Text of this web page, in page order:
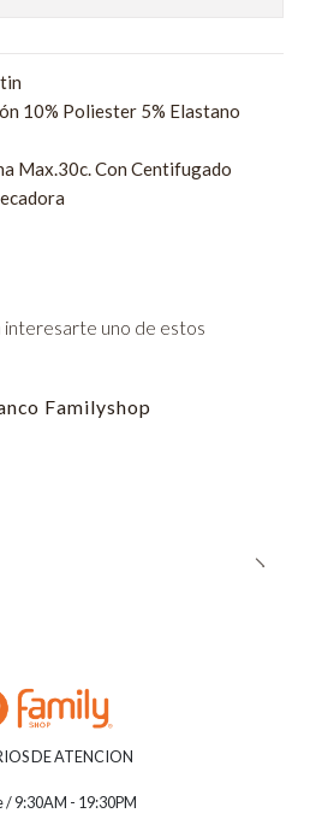
10% Poliester 5% Elastano
Max.30c. Con Centifugado
interesarte uno de estos
Familyshop
DE ATENCION
/ 9:30AM - 19:30PM